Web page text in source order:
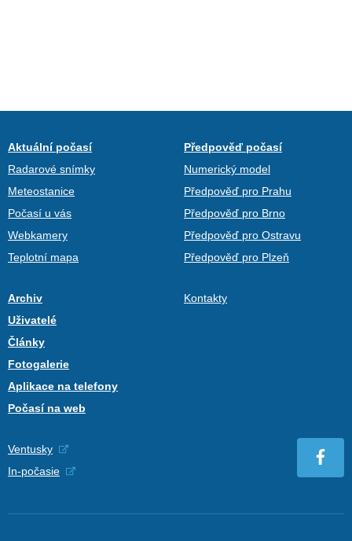
Aktuální počasí
Radarové snímky
Meteostanice
Počasí u vás
Webkamery
Teplotní mapa
Předpověď počasí
Numerický model
Předpověď pro Prahu
Předpověď pro Brno
Předpověď pro Ostravu
Předpověď pro Plzeň
Archiv
Uživatelé
Články
Fotogalerie
Aplikace na telefony
Počasí na web
Kontakty
Ventusky
In-počasie